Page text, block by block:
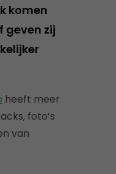
komen
geven zij
heeft meer
foto’s
van